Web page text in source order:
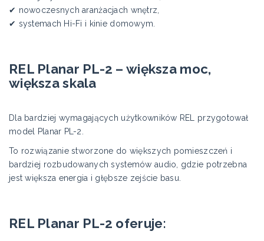
✔ nowoczesnych aranżacjach wnętrz,
✔ systemach Hi-Fi i kinie domowym.
REL Planar PL-2 – większa moc,
większa skala
Dla bardziej wymagających użytkowników REL przygotował
model Planar PL-2.
To rozwiązanie stworzone do większych pomieszczeń i
bardziej rozbudowanych systemów audio, gdzie potrzebna
jest większa energia i głębsze zejście basu.
REL Planar PL-2 oferuje: